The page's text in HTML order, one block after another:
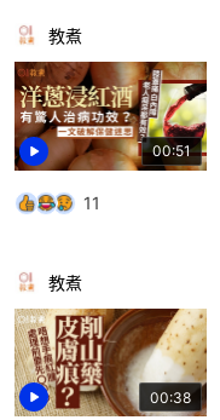
00:51
教煮
11
00:38
教煮